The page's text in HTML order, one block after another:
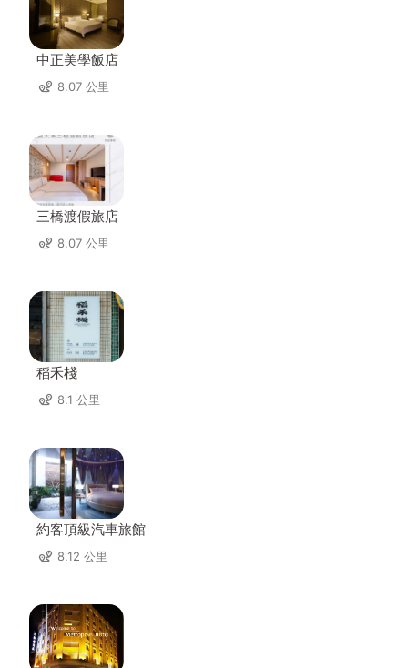
中正美學飯店
8.07 公里
三橋渡假旅店
8.07 公里
稻禾棧
8.1 公里
約客頂級汽車旅館
8.12 公里